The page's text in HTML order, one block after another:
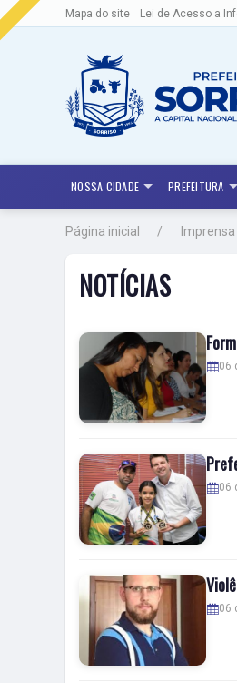
Mapa do site Lei de Acesso a
NOSSA CIDADE PREFEITURA
Página inicial Imprensa
NOTÍCIAS
06
06
06